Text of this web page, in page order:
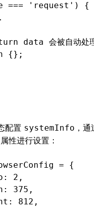
=== 'request' ) {
data 会被自动
{};
配置 systemInfo ，通
属性进行设置：
= {
: 2 ,
: 375 ,
: 812 ,